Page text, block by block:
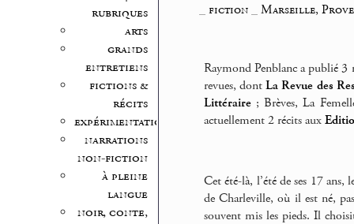
rubriques
arts
grands
entretiens
fictions &
récits
expérimentation
narrations
non-fiction
à pleine
langue
noir, conte,
fiction_ Marseille,
Raymond Penblanc a publié 3
revues, dontLa Revue des
Littéraire ; Brèves, La
actuellement 2 récits aux
Cet été-là, l’été de ses 17
de Charleville, où il est né,
souvent mis les pieds. Il